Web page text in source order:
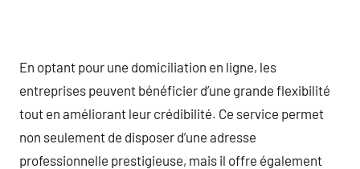
En optant pour une domiciliation en ligne, les
entreprises peuvent bénéficier d’une grande flexibilité
tout en améliorant leur crédibilité. Ce service permet
non seulement de disposer d’une adresse
professionnelle prestigieuse, mais il offre également